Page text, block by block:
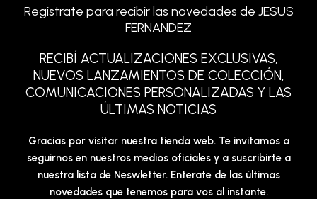
Registrate para recibir las novedades de JESUS
FERNANDEZ
RECIBÍ ACTUALIZACIONES EXCLUSIVAS,
NUEVOS LANZAMIENTOS DE COLECCIÓN,
COMUNICACIONES PERSONALIZADAS Y LAS
ÚLTIMAS NOTICIAS
Gracias por visitar nuestra tienda web. Te invitamos a
seguirnos en nuestros medios oficiales y a suscribirte a
nuestra lista de Neswletter. Enterate de las últimas
novedades que tenemos para vos al instante.